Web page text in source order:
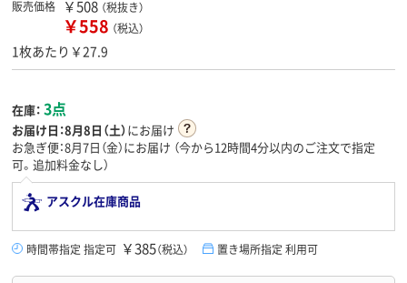
販売価格 ￥508 （税抜き）
￥558 （税込）
1枚あたり￥27.9
在庫： 3点
お届け日：8月8日（土）にお届け
お急ぎ便：8月7日（金）にお届け （今から12時間4分以内のご注文で指定
可。追加料金なし）
アスクル在庫商品
時間帯指定 指定可 ￥385（税込） 置き場所指定 利用可